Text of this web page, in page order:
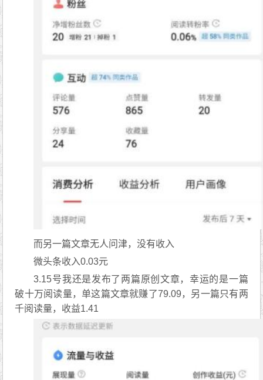
而另一篇文章无人问津，没有收入
微头条收入0.03元
3.15号我还是发布了两篇原创文章，幸运的是一篇
破十万阅读量，单这篇文章就赚了79.09，另一篇只有两
千阅读量，收益1.41